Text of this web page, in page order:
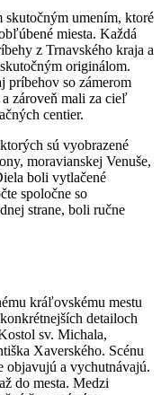
umením, ktoré
miesta. Každá
z Trnavského kraja a
originálom.
so zámerom
zároveň mali za cieľ
centier.
sú vyobrazené
moravianskej Venuše,
boli vytlačené
spoločne so
strane, boli ručne
kráľovskému mestu
detailoch
sv. Michala,
Xaverského. Scénu
objavujú a vychutnávajú.
do mesta. Medzi